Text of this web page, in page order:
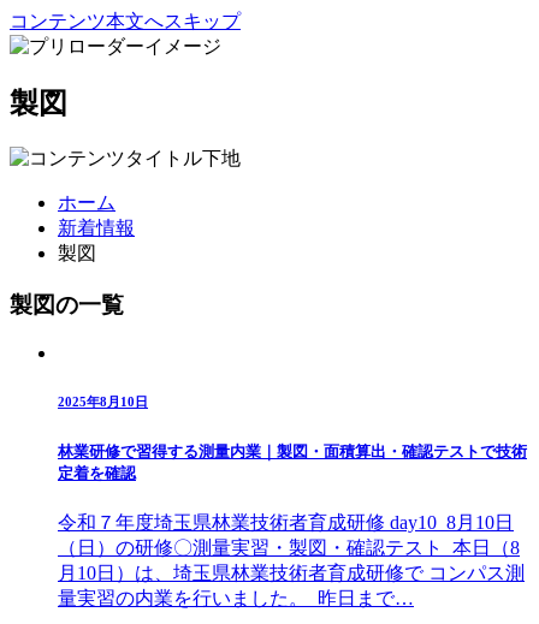
コンテンツ本文へスキップ
製図
ホーム
新着情報
製図
製図の一覧
2025年8月10日
林業研修で習得する測量内業｜製図・面積算出・確認テストで技術
定着を確認
令和７年度埼玉県林業技術者育成研修 day10 8月10日
（日）の研修〇測量実習・製図・確認テスト 本日（8
月10日）は、埼玉県林業技術者育成研修で コンパス測
量実習の内業を行いました。 昨日まで…